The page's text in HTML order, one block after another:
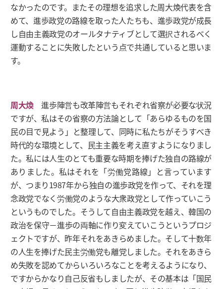
なかったのです。またその理想を追求した周大煥代表を含
めて、進歩政党の路線を取った人たちも、進歩政党が成長
し自由主義政党のオールタナティブとして選択されるべく
運動することに失敗したという点で共通していると思いま
す。
周大煥進歩陣営も改革陣営もそれぞれ省察が必要な状況
ですが、私はその省察の方法論として「あらゆるものを国
民の目で見よう」と整理して、同時に私たちがそうすべき
時代的な環境として、民主主義を考え直すようになりまし
た。私には人生のとても重要な時期を捧げた独自の路線が
ありました。私はそれを「労働党路線」と言っています
が、つまり1987年から独自の進歩政党を作って、それを理
念政党でなく労働党のような大衆政党として作っていこう
というものでした。そうして自由主義政党を越え、韓国の
政治を保守－進歩の両軸に作り変えていこうというプロジ
ェクトですが、昨年それをあきらめました。そして十数年
の人生を捧げた民主労働党も離党しました。それをあきら
め失敗を認めてからいろいろなことを考えるようになり、
ですからかなり自己反省もしましたが、その基本は「国民